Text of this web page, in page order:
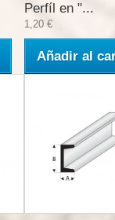
Perfíl en "...
1,20 €
Añadir al